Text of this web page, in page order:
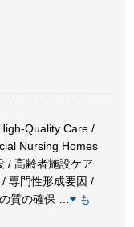
Quality Care /
Nursing Homes
/ 高齢者施設ケア
専門性形成要因 /
質の確保
も